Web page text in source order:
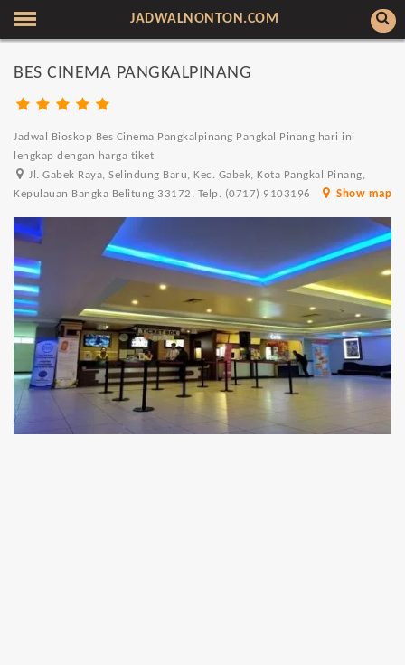
JADWALNONTON.COM
BES CINEMA PANGKALPINANG
Jadwal Bioskop Bes Cinema Pangkalpinang Pangkal Pinang hari ini
lengkap dengan harga tiket
Jl. Gabek Raya, Selindung Baru, Kec. Gabek, Kota Pangkal Pinang,
Kepulauan Bangka Belitung 33172. Telp. (0717) 9103196
Show map